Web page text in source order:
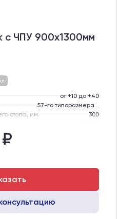
c ЧПУ 900х1300мм
от +10 до +40
стола, мм:
300
мм: